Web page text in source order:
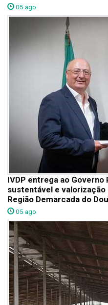
05 ago
IVDP entrega ao Governo
sustentável e
Região Demarcada do
05 ago